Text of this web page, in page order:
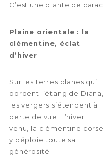
C’est une plante de
Plaine orientale : la
clémentine, éclat
d’hiver
Sur les terres planes qui
bordent l’étang de Diana,
les vergers s’étendent à
perte de vue. L’hiver
venu, la clémentine corse
y déploie toute sa
générosité.